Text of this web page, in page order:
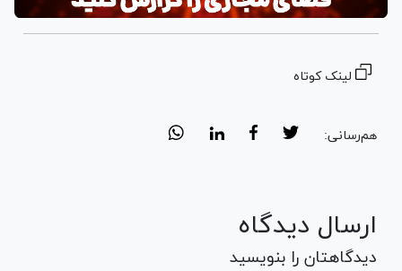
لینک کوتاه
هم‌رسانی:
ارسال دیدگاه
دیدگاهتان را بنویسید